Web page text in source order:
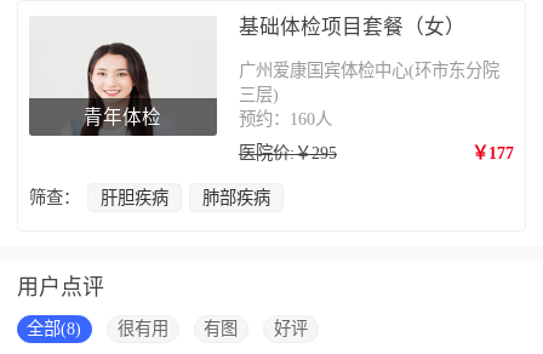
青年体检
基础体检项目套餐（女）
广州爱康国宾体检中心(环市东分院
三层)
预约：160人
医院价:￥295
￥177
筛查： 肝胆疾病 肺部疾病
用户点评
全部(8) 很有用 有图 好评